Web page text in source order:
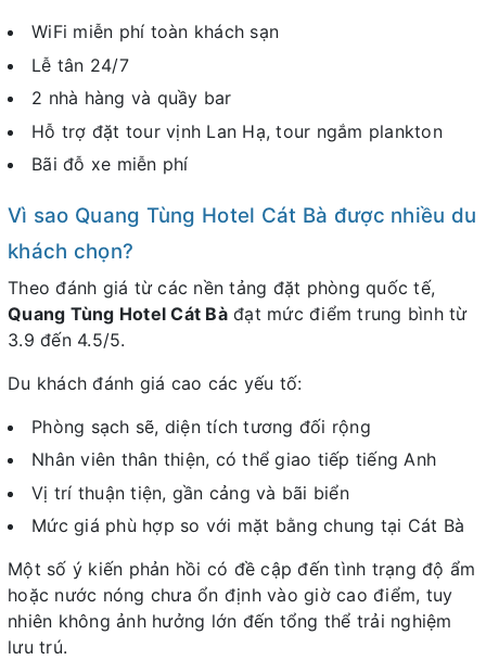
WiFi miễn phí toàn khách sạn
Lễ tân 24/7
2 nhà hàng và quầy bar
Hỗ trợ đặt tour vịnh Lan Hạ, tour ngắm plankton
Bãi đỗ xe miễn phí
Vì sao Quang Tùng Hotel Cát Bà được nhiều du
khách chọn?
Theo đánh giá từ các nền tảng đặt phòng quốc tế,
Quang Tùng Hotel Cát Bàđạt mức điểm trung bình từ
3.9 đến 4.5/5.
Du khách đánh giá cao các yếu tố:
Phòng sạch sẽ, diện tích tương đối rộng
Nhân viên thân thiện, có thể giao tiếp tiếng Anh
Vị trí thuận tiện, gần cảng và bãi biển
Mức giá phù hợp so với mặt bằng chung tại Cát Bà
Một số ý kiến phản hồi có đề cập đến tình trạng độ ẩm
hoặc nước nóng chưa ổn định vào giờ cao điểm, tuy
nhiên không ảnh hưởng lớn đến tổng thể trải nghiệm
lưu trú.